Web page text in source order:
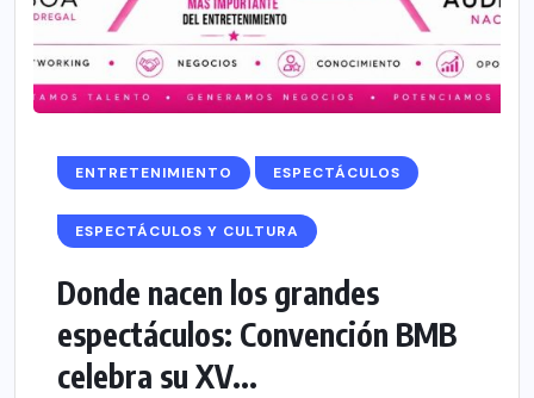
ENTRETENIMIENTO ESPECTÁCULOS
ESPECTÁCULOS Y CULTURA
Donde nacen los grandes
espectáculos: Convención BMB
celebra su XV...